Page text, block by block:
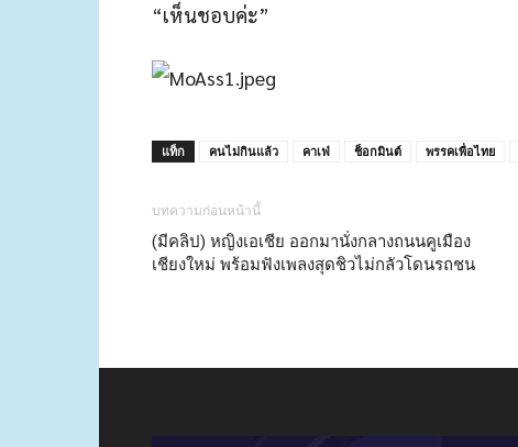
“เห็นชอบค่ะ”
แท็ก คนไม่กินแล้ว คาเฟ่ ช็อกมินต์ พรรคเพื่อไทย
บทความก่อนหน้านี้
(มีคลิป) หญิงเอเชีย ออกมานั่งกลางถนนคูเมือง
เชียงใหม่ พร้อมฟังเพลงสุดชิวไม่กลัวโดนรถชน